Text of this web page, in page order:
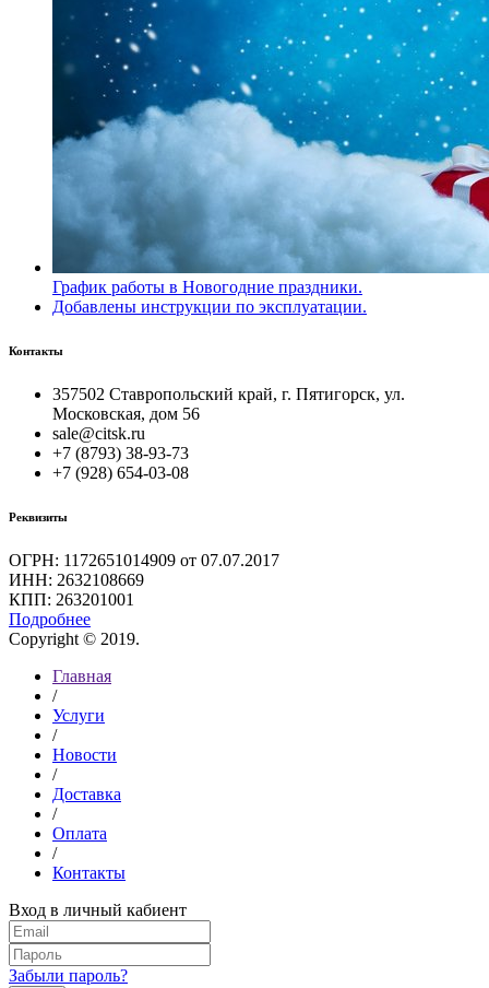
График работы в Новогодние праздники.
Добавлены инструкции по эксплуатации.
Контакты
357502 Ставропольский край, г. Пятигорск, ул.
Московская, дом 56
sale@citsk.ru
+7 (8793) 38-93-73
+7 (928) 654-03-08
Реквизиты
ОГРН: 1172651014909 от 07.07.2017
ИНН: 2632108669
КПП: 263201001
Подробнее
Copyright © 2019.
Главная
/
Услуги
/
Новости
/
Доставка
/
Оплата
/
Контакты
Вход в личный кабиент
Забыли пароль?